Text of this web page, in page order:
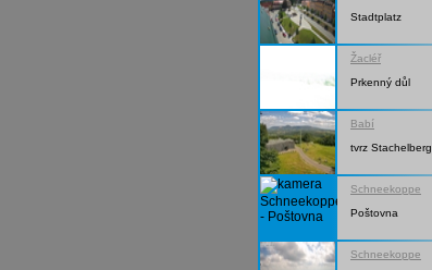
Stadtplatz
Žacléř
Prkenný důl
Babí
tvrz Stachelberg
Schneekoppe
Poštovna
Schneekoppe